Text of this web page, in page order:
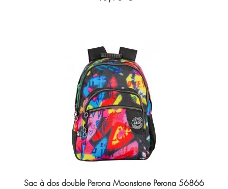
Sac à dos double Perona Moonstone Perona 56866